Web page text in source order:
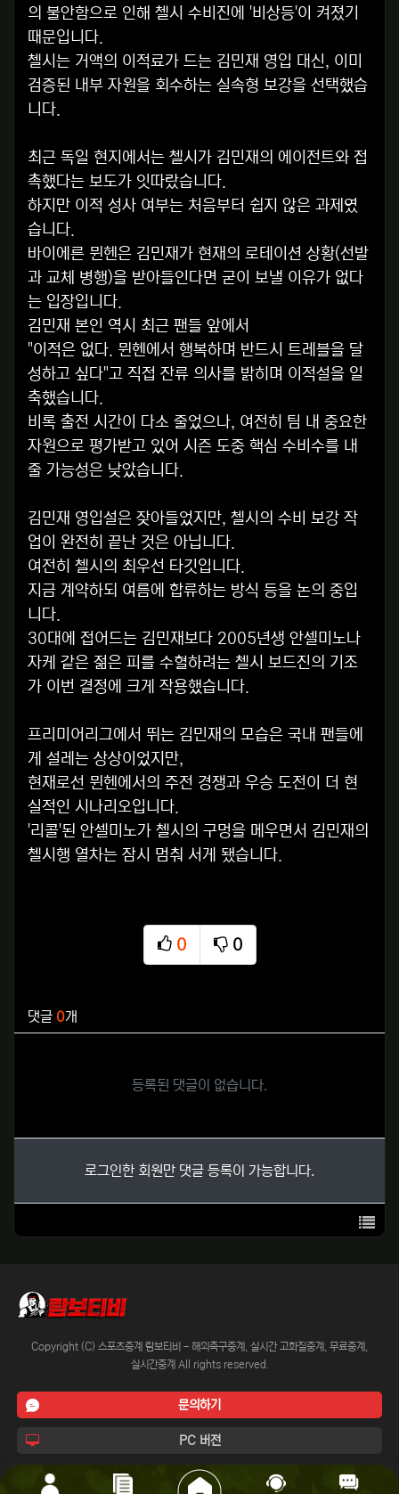
의 불안함으로 인해 첼시 수비진에 '비상등'이 켜졌기
때문입니다.
첼시는 거액의 이적료가 드는 김민재 영입 대신, 이미
검증된 내부 자원을 회수하는 실속형 보강을 선택했습
니다.
최근 독일 현지에서는 첼시가 김민재의 에이전트와 접
촉했다는 보도가 잇따랐습니다.
하지만 이적 성사 여부는 처음부터 쉽지 않은 과제였
습니다.
바이에른 뮌헨은 김민재가 현재의 로테이션 상황(선발
과 교체 병행)을 받아들인다면 굳이 보낼 이유가 없다
는 입장입니다.
김민재 본인 역시 최근 팬들 앞에서
"이적은 없다. 뮌헨에서 행복하며 반드시 트레블을 달
성하고 싶다"고 직접 잔류 의사를 밝히며 이적설을 일
축했습니다.
비록 출전 시간이 다소 줄었으나, 여전히 팀 내 중요한
자원으로 평가받고 있어 시즌 도중 핵심 수비수를 내
줄 가능성은 낮았습니다.
김민재 영입설은 잦아들었지만, 첼시의 수비 보강 작
업이 완전히 끝난 것은 아닙니다.
여전히 첼시의 최우선 타깃입니다.
지금 계약하되 여름에 합류하는 방식 등을 논의 중입
니다.
30대에 접어드는 김민재보다 2005년생 안셀미노나
자케 같은 젊은 피를 수혈하려는 첼시 보드진의 기조
가 이번 결정에 크게 작용했습니다.
프리미어리그에서 뛰는 김민재의 모습은 국내 팬들에
게 설레는 상상이었지만,
현재로선 뮌헨에서의 주전 경쟁과 우승 도전이 더 현
실적인 시나리오입니다.
'리콜'된 안셀미노가 첼시의 구멍을 메우면서 김민재의
첼시행 열차는 잠시 멈춰 서게 됐습니다.
0
추천
0
비추천
댓글 0개
등록된 댓글이 없습니다.
로그인한 회원만 댓글 등록이 가능합니다.
목록
Copyright (C) 스포츠중계 람보티비 - 해외축구중계, 실시간 고화질중계, 무료중계,
실시간중계 All rights reserved.
문의하기
PC 버전